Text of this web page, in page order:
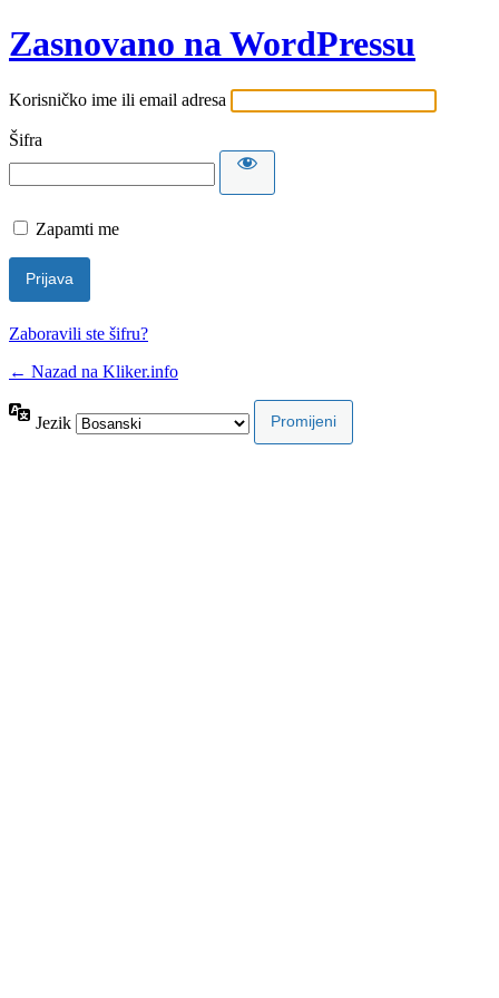
Zasnovano na WordPressu
Korisničko ime ili email adresa
Šifra
Zapamti me
Zaboravili ste šifru?
← Nazad na Kliker.info
Jezik